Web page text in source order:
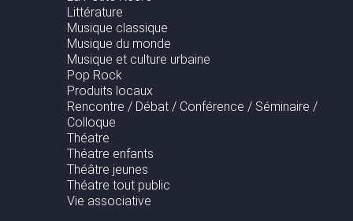
Littérature
Musique classique
Musique du monde
Musique et culture urbaine
Pop Rock
Produits locaux
Rencontre / Débat / Conférence / Séminaire /
Colloque
Théatre
Théatre enfants
Théâtre jeunes
Théatre tout public
Vie associative